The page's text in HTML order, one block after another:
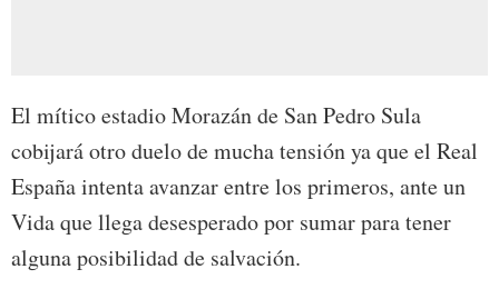
El mítico estadio Morazán de San Pedro Sula
cobijará otro duelo de mucha tensión ya que el Real
España intenta avanzar entre los primeros, ante un
Vida que llega desesperado por sumar para tener
alguna posibilidad de salvación.